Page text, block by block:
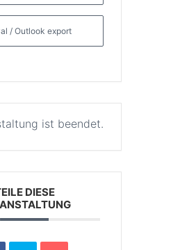
/ Outlook export
ist beendet.
DIESE